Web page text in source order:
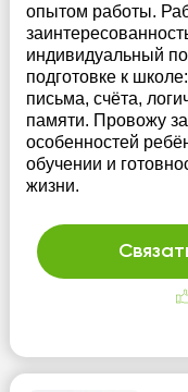
опытом работы.
индивидуальный
подготовке к
письма, счёта,
памяти. Провожу
особенностей
обучении и
жизни.